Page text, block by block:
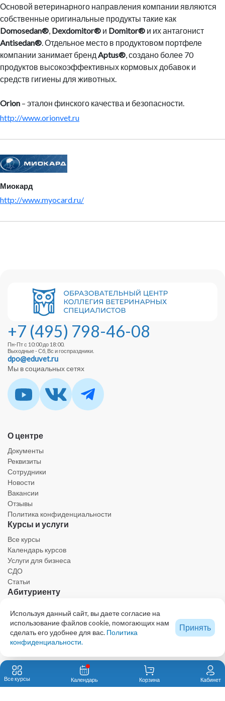
Основой ветеринарного направления компании являются
собственные оригинальные продукты такие как
Domosedan®, Dexdomitor® и Domitor® и их антагонист
Antisedan®. Отдельное место в продуктовом портфеле
компании занимает бренд Aptus®, создано более 70
продуктов высокоэффективных кормовых добавок и
средств гигиены для животных.
Orion – эталон финского качества и безопасности.
http://www.orionvet.ru
Миокард
http://www.myocard.ru/
+7 (495) 798-46-08
Пн-Пт с 10:00 до 18:00.
Выходные - Сб, Вс и госпраздники.
dpo@eduvet.ru
Мы в социальных сетях
О центре
Документы
Реквизиты
Сотрудники
Новости
Вакансии
Отзывы
Политика конфиденциальности
Курсы и услуги
Все курсы
Календарь курсов
Услуги для бизнеса
СДО
Статьи
Абитуриенту
Календарь
Ресурсы
Техническая поддержка
Образовательный центр - проект КОЛЛЕГИИ ВЕТЕРИНАРНЫХ СПЕЦИАЛИСТОВ
© 2023 Все права защищены. При использовании любых материалов сайта,
включая графику и тексты, активная ссылка на eduvet.ru обязательна.
Автономная некоммерческая организация дополнительного профессионального
Все курсы Календарь Корзина Кабинет
Используя данный сайт, вы даете согласие на
использование файлов cookie, помогающих нам
сделать его удобнее для вас. Политика
конфиденциальности.
Принять